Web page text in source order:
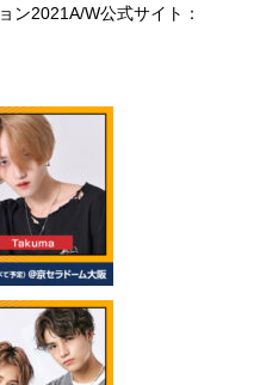
ン2021A/W公式サイト：